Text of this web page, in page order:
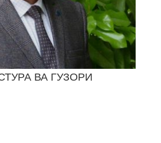
ВА ГУЗОРИ